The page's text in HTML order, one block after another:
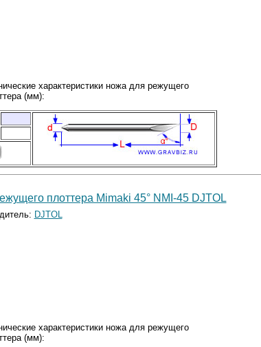
характеристики ножа для режущего
(мм):
плоттера Mimaki 45° NMI-45 DJTOL
DJTOL
характеристики ножа для режущего
(мм):